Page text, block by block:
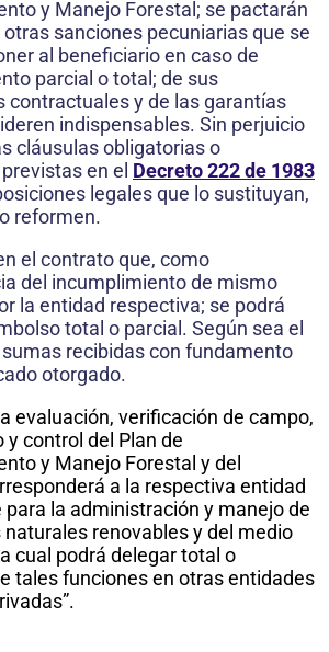
y Manejo Forestal; se pactarán
sanciones pecuniarias que se
al beneficiario en caso de
parcial o total; de sus
contractuales y de las garantías
indispensables. Sin perjuicio
cláusulas obligatorias o
en el Decreto 222 de 1983
legales que lo sustituyan,
reformen.
el contrato que, como
del incumplimiento de mismo
la entidad respectiva; se podrá
total o parcial. Según sea el
recibidas con fundamento
otorgado.
evaluación, verificación de campo,
y control del Plan de
y Manejo Forestal y del
a la respectiva entidad
la administración y manejo de
naturales renovables y del medio
cual podrá delegar total o
tales funciones en otras entidades